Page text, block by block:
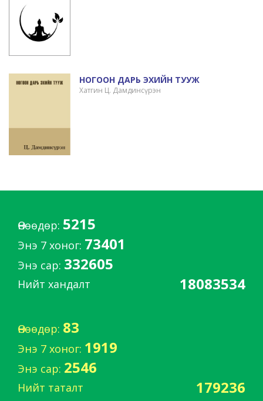
НОГООН ДАРЬ ЭХИЙН ТУУЖ
Хатгин Ц. Дамдинсүрэн
Өнөөдөр: 5215
Энэ 7 хоног: 73401
Энэ сар: 332605
Нийт хандалт 18083534
Өнөөдөр: 83
Энэ 7 хоног: 1919
Энэ сар: 2546
Нийт таталт 179236